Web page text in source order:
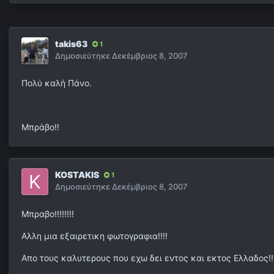
takis63 1
ΔημοσιεύτηκεΔεκέμβριος 8, 2007
Πολύ καλή Πάνο.
Μπράβο!!
KOSTAKIS 1
ΔημοσιεύτηκεΔεκέμβριος 8, 2007
Μπραβο!!!!!!!!
Αλλη μια εξαιρετικη φωτογραφια!!!!
Απο τους καλυτερους που εχω δει εντος και εκτος